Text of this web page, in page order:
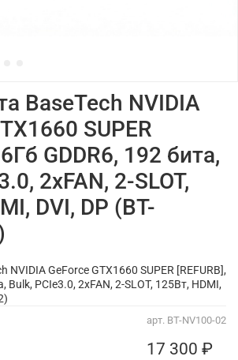
арт. BT-NV100-02
BaseTech NVIDIA
SUPER
GDDR6, 192 бита,
2xFAN, 2-SLOT,
DVI, DP (BT-
17 300 ₽
NVIDIA GeForce GTX1660 SUPER [REFURB],
Bulk, PCIe3.0, 2xFAN, 2-SLOT, 125Вт, HDMI,